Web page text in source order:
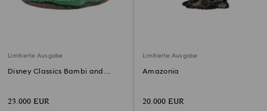
Limitierte Ausgabe
Disney Classics Bambi and
23.000 EUR
Limitierte Ausgabe
Amazonia
20.000 EUR